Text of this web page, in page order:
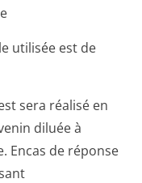
utilisée est de
sera réalisé en
diluée à
Encas de réponse